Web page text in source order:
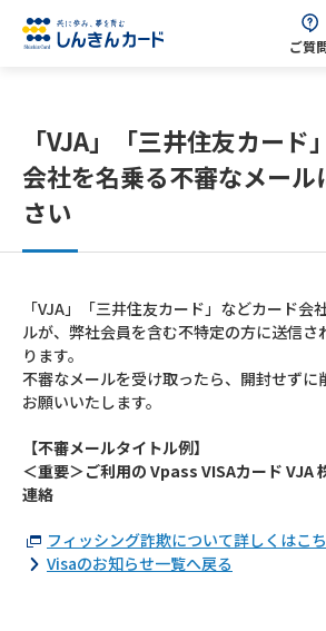
ご質
「VJA」「三井住友カード
会社を名乗る不審なメール
さい
「VJA」「三井住友カード」などカード会
ルが、弊社会員を含む不特定の方に送信さ
ります。
不審なメールを受け取ったら、開封せずに
お願いいたします。
【不審メールタイトル例】
＜重要＞ご利用の Vpass VISAカード VJA
連絡
フィッシング詐欺について詳しくはこ
Visaのお知らせ一覧へ戻る